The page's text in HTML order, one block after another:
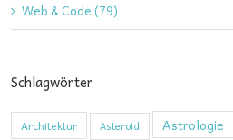
Web & Code (79)
Schlagwörter
Architektur Asteroid Astrologie